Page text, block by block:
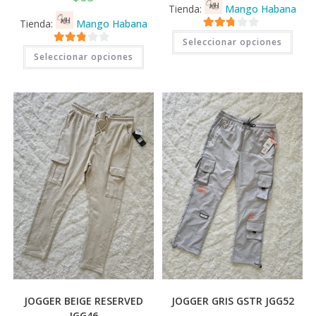
Tienda: Mango Habana
2.71
de 5
Seleccionar opciones
Este
producto
tiene
Las
opciones
se
pueden
elegir
en
la
página
de
producto
Tienda: Mango Habana
2.71
de 5
Seleccionar opciones
Este
tiene
se
en
la
de
JOGGER BEIGE RESERVED
JOGGER GRIS GSTR JGG52